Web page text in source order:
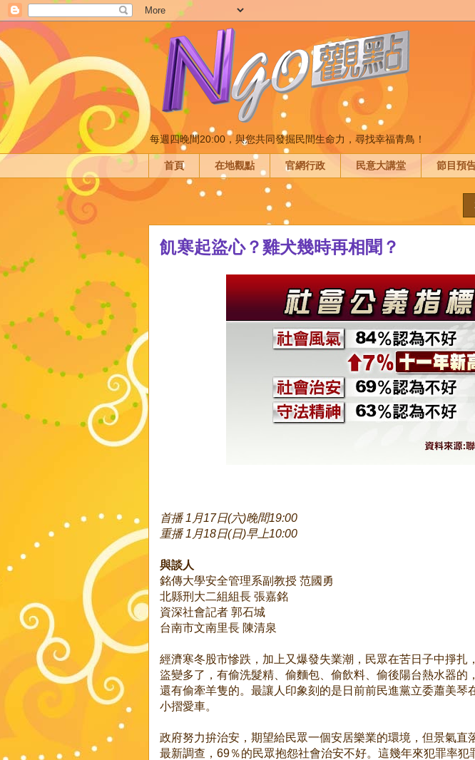
每週四晚間20:00，與您共同發掘民間生命力，尋找幸福青鳥！
首頁 在地觀點 官網行政 民意大講堂 節目預
飢寒起盜心？雞犬幾時再相聞？
首播 1月17日(六)晚間19:00
重播 1月18日(日)早上10:00
與談人
銘傳大學安全管理系副教授 范國勇
北縣刑大二組組長 張嘉銘
資深社會記者 郭石城
台南市文南里長 陳清泉
經濟寒冬股市慘跌，加上又爆發失業潮，民眾在苦日子中掙扎
盜變多了，有偷洗髮精、偷麵包、偷飲料、偷後陽台熱水器的
還有偷牽羊隻的。最讓人印象刻的是日前前民進黨立委蕭美琴
小摺愛車。
政府努力拚治安，期望給民眾一個安居樂業的環境，但景氣直
最新調查，69％的民眾抱怨社會治安不好。這幾年來犯罪率犯